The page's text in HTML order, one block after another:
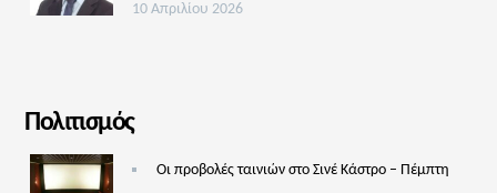
10 Απριλίου 2026
Πολιτισμός
Οι προβολές ταινιών στο Σινέ Κάστρο – Πέμπτη